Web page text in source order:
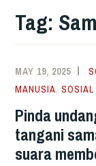
Tag:
MAY 19, 2025
MANUSIA,SOSIAL
Pinda
tangani
suara